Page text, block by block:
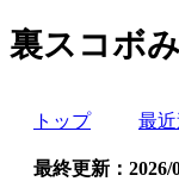
裏スコボ
トップ 最
最終更新：2026/